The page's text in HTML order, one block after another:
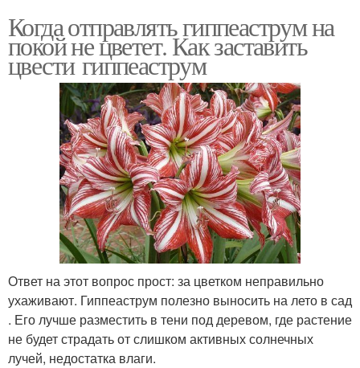
Когда отправлять гиппеаструм на
покой не цветет. Как заставить
цвести гиппеаструм
Ответ на этот вопрос прост: за цветком неправильно
ухаживают. Гиппеаструм полезно выносить на лето в сад
. Его лучше разместить в тени под деревом, где растение
не будет страдать от слишком активных солнечных
лучей, недостатка влаги.